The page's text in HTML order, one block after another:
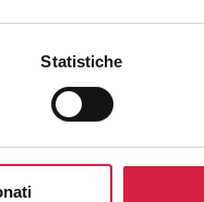
Statistiche